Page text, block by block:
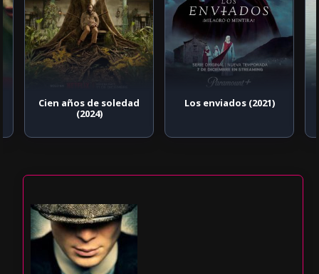
Cien años de soledad
(2024)
Los enviados (2021)